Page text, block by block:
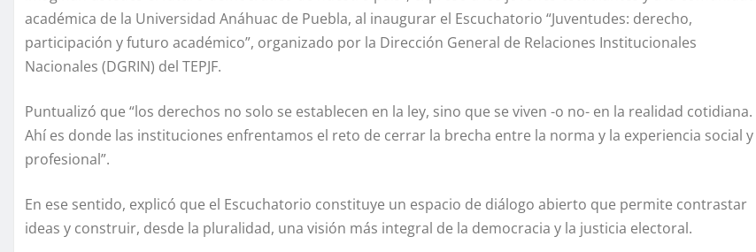
académica de la Universidad Anáhuac de Puebla, al inaugurar el Escuchatorio “Juventudes: derecho,
participación y futuro académico”, organizado por la Dirección General de Relaciones Institucionales
Nacionales (DGRIN) del TEPJF.
Puntualizó que “los derechos no solo se establecen en la ley, sino que se viven -o no- en la realidad cotidiana.
Ahí es donde las instituciones enfrentamos el reto de cerrar la brecha entre la norma y la experiencia social y
profesional”.
En ese sentido, explicó que el Escuchatorio constituye un espacio de diálogo abierto que permite contrastar
ideas y construir, desde la pluralidad, una visión más integral de la democracia y la justicia electoral.